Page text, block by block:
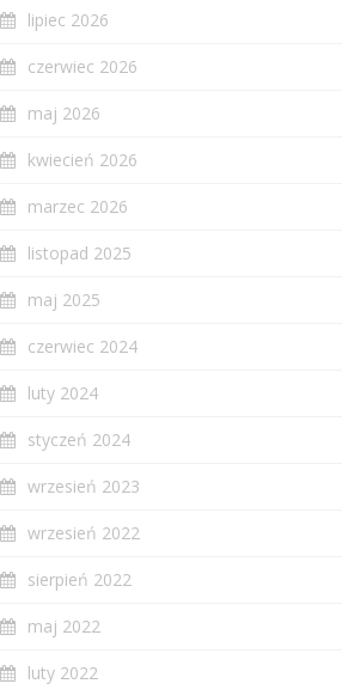
lipiec 2026
czerwiec 2026
maj 2026
kwiecień 2026
marzec 2026
listopad 2025
maj 2025
czerwiec 2024
luty 2024
styczeń 2024
wrzesień 2023
wrzesień 2022
sierpień 2022
maj 2022
luty 2022